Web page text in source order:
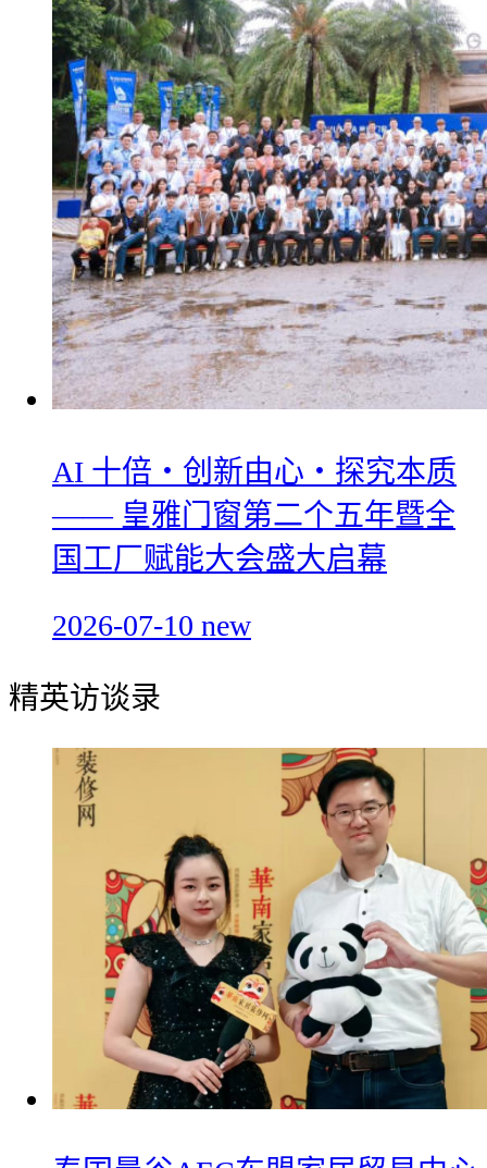
AI 十倍・创新由心・探究本质
—— 皇雅门窗第二个五年暨全
国工厂赋能大会盛大启幕
2026-07-10 new
精英访谈录